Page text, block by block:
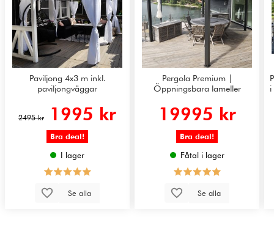
Paviljong 4x3 m inkl.
paviljongväggar
2495 kr 1995 kr
Bra deal!
I lager
Se alla
Pergola Premium |
Öppningsbara lameller
19995 kr
Bra deal!
Fåtal i lager
Se alla
i